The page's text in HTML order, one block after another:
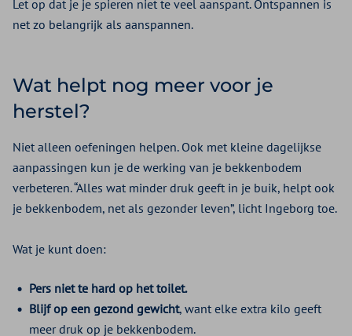
Let op dat je je spieren niet te veel aanspant. Ontspannen is
net zo belangrijk als aanspannen.
Wat helpt nog meer voor je
herstel?
Niet alleen oefeningen helpen. Ook met kleine dagelijkse
aanpassingen kun je de werking van je bekkenbodem
verbeteren. “Alles wat minder druk geeft in je buik, helpt ook
je bekkenbodem, net als gezonder leven”, licht Ingeborg toe.
Wat je kunt doen:
Pers niet te hard op het toilet.
Blijf op een gezond gewicht, want elke extra kilo geeft
meer druk op je bekkenbodem.